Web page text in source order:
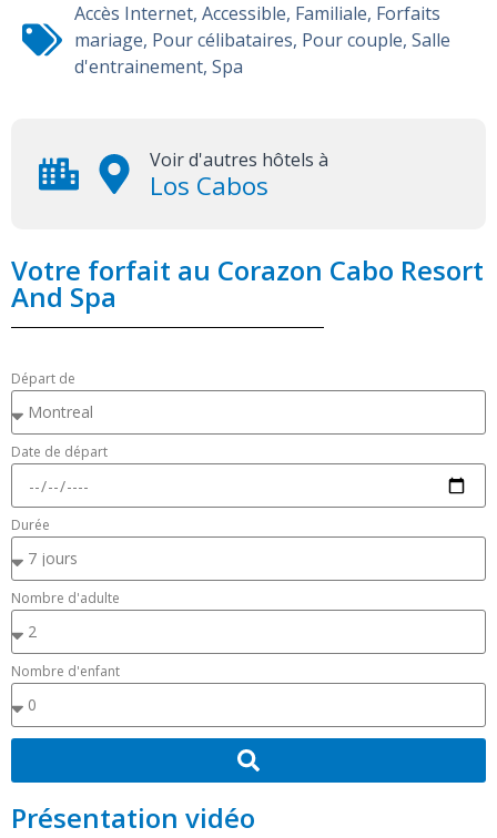
Accès Internet, Accessible, Familiale, Forfaits
mariage, Pour célibataires, Pour couple, Salle
d'entrainement, Spa
Voir d'autres hôtels à
Los Cabos
Votre forfait au Corazon Cabo Resort
And Spa
Départ de
Date de départ
Durée
Nombre d'adulte
Nombre d'enfant
Présentation vidéo